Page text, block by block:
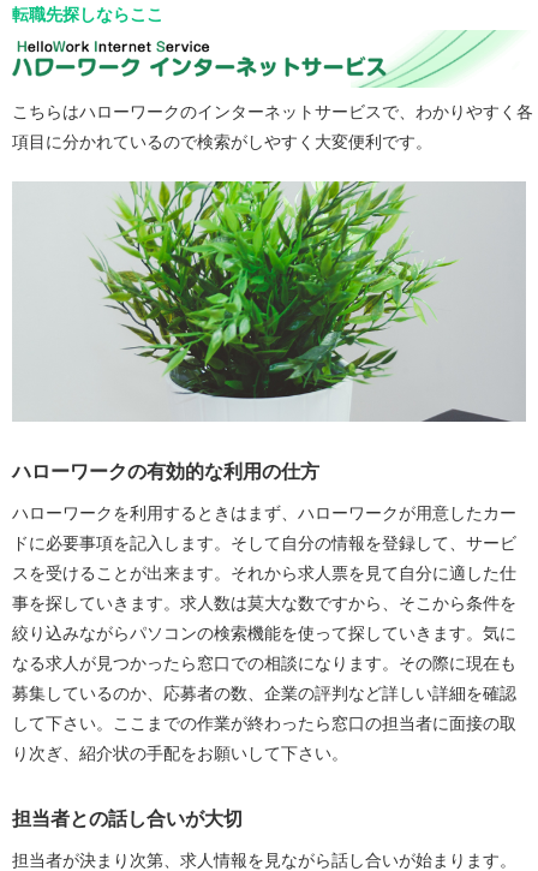
転職先探しならここ
こちらはハローワークのインターネットサービスで、わかりやすく各
項目に分かれているので検索がしやすく大変便利です。
ハローワークの有効的な利用の仕方
ハローワークを利用するときはまず、ハローワークが用意したカー
ドに必要事項を記入します。そして自分の情報を登録して、サービ
スを受けることが出来ます。それから求人票を見て自分に適した仕
事を探していきます。求人数は莫大な数ですから、そこから条件を
絞り込みながらパソコンの検索機能を使って探していきます。気に
なる求人が見つかったら窓口での相談になります。その際に現在も
募集しているのか、応募者の数、企業の評判など詳しい詳細を確認
して下さい。ここまでの作業が終わったら窓口の担当者に面接の取
り次ぎ、紹介状の手配をお願いして下さい。
担当者との話し合いが大切
担当者が決まり次第、求人情報を見ながら話し合いが始まります。